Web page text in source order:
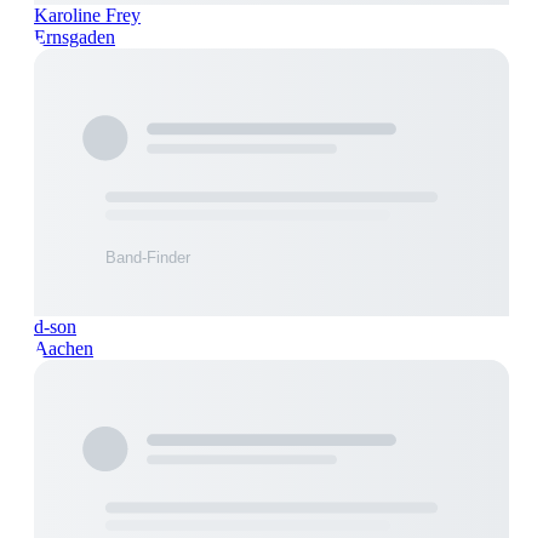
Karoline Frey
Ernsgaden
d-son
Aachen